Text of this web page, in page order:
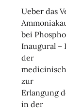
Ueber das
bei
Inaugural –
der
zur
Erlangung
in der